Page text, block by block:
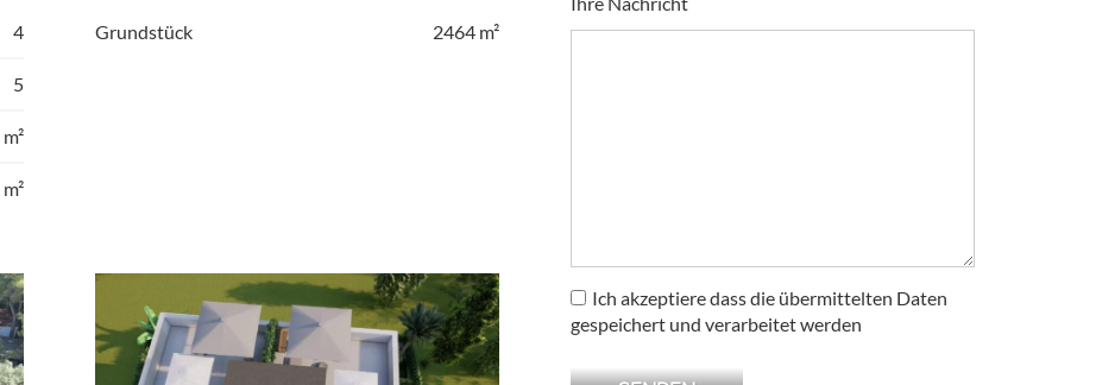
4
5
Grundstück 2464 m²
Ich akzeptiere dass die übermittelten Daten
gespeichert und verarbeitet werden